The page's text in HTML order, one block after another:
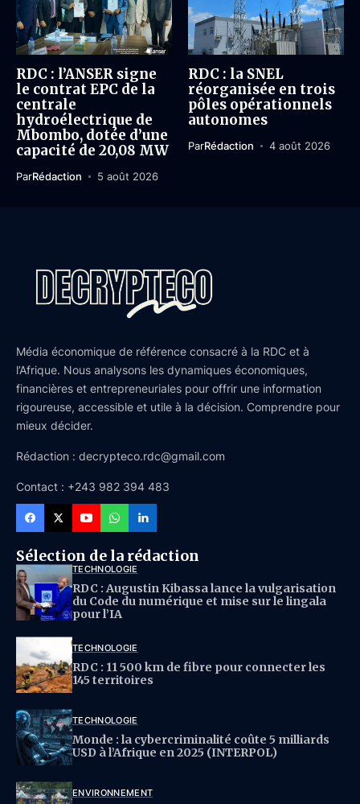
RDC : l’ANSER signe
le contrat EPC de la
centrale
hydroélectrique de
Mbombo, dotée d’une
capacité de 20,08 MW
ParRédaction 5 août 2026
RDC : la SNEL
réorganisée en trois
pôles opérationnels
autonomes
ParRédaction 4 août 2026
Média économique de référence consacré à la RDC et à
l’Afrique. Nous analysons les dynamiques économiques,
financières et entrepreneuriales pour offrir une information
rigoureuse, accessible et utile à la décision. Comprendre pour
mieux décider.
Rédaction : decrypteco.rdc@gmail.com
Contact : +243 982 394 483
Sélection de la rédaction
TECHNOLOGIE
RDC : Augustin Kibassa lance la vulgarisation
du Code du numérique et mise sur le lingala
pour l’IA
TECHNOLOGIE
RDC : 11 500 km de fibre pour connecter les
145 territoires
TECHNOLOGIE
Monde : la cybercriminalité coûte 5 milliards
USD à l’Afrique en 2025 (INTERPOL)
ENVIRONNEMENT